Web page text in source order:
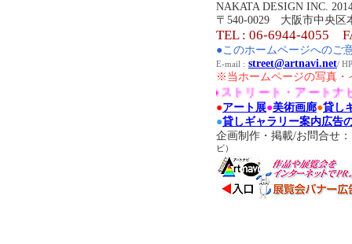
NAKATA DESIGN INC.
〒540-0029 大阪市中央区
TEL : 06-6944-4055
●このホームページへのご
E-mail : street@artnavi.net/
※当ホームページの写真・
●ストリート・アートナビ
●アート展●美術画廊●貸し
●貸しギャラリー案内広告
企画制作・掲載/お問合せ
ビ）